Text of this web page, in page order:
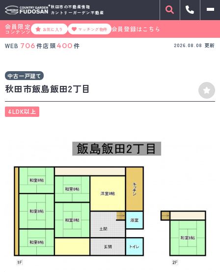
秋田市の不動産情報
カントリーガーデン不動産
会員限定
コンテンツ お気に入り マッチング物件
会員登録はこちら
WEB 706件店頭400 件 2026.08.08 更新
中古一戸建て
秋田市飯島飯田2丁目
4LDK以上